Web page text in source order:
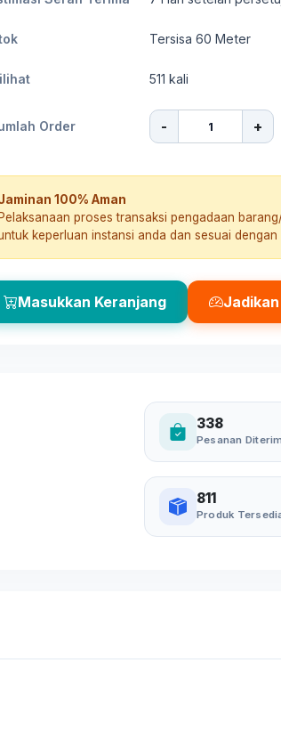
Tersisa 60 Meter
511 kali
Order - +
100% Aman
Pelaksanaan proses transaksi pengadaan
keperluan instansi anda dan sesuai
Masukkan Keranjang
338
Pesanan
811
Produk